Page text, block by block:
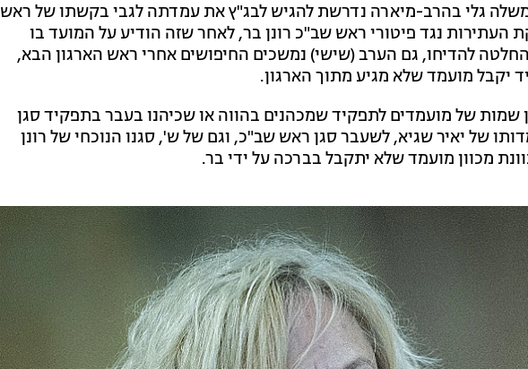
גלי בהרב-מיארה נדרשת להגיש לבג"ץ את עמדתה לגבי בקשתו של ראש
העתירות נגד פיטורי ראש שב"כ רונן בר, לאחר שזה הודיע על המועד בו
להדיחו, גם הערב (שישי) נמשכים החיפושים אחרי ראש הארגון הבא,
יקבל מועמד שלא מגיע מתוך הארגון.
שמות של מועמדים לתפקיד שמכהנים בהווה או שכיהנו בעבר בתפקיד סגן
של יאיר שגיא, לשעבר סגן ראש שב"כ, וגם של ש', סגנו הנוכחי של רונן
מכוון מועמד שלא יתקבל בברכה על ידי בר.